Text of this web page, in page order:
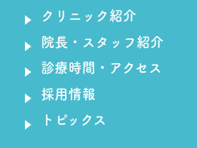
クリニック紹介
院長・スタッフ紹介
診療時間・アクセス
採用情報
トピックス